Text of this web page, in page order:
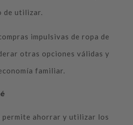
de utilizar.
impulsivas de ropa de
otras opciones válidas y
familiar.
permite ahorrar y utilizar los